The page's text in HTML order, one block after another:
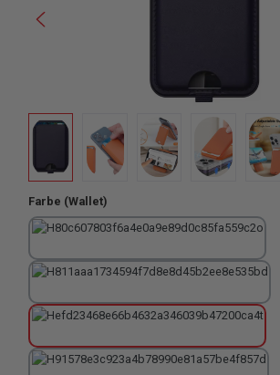
Farbe (Wallet)